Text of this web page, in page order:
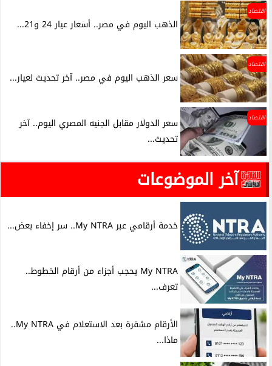
اقتصاد
الذهب اليوم في مصر.. أسعار عيار 24 و21...
اقتصاد
سعر الذهب اليوم في مصر.. آخر تحديث لعيار...
اقتصاد
سعر الدولار مقابل الجنيه المصري اليوم.. آخر
تحديث...
آخر الموضوعات
خدمة أرقامي عبر My NTRA.. سر إخفاء بعض...
My NTRA يحجب أجزاء من أرقام الخطوط..
تعرف...
الأرقام مشفرة بعد الاستعلام في My NTRA..
ماذا...